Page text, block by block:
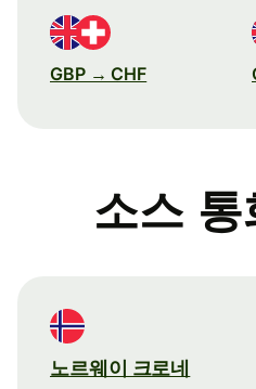
GBP → CHF
소스 통
노르웨이 크로네